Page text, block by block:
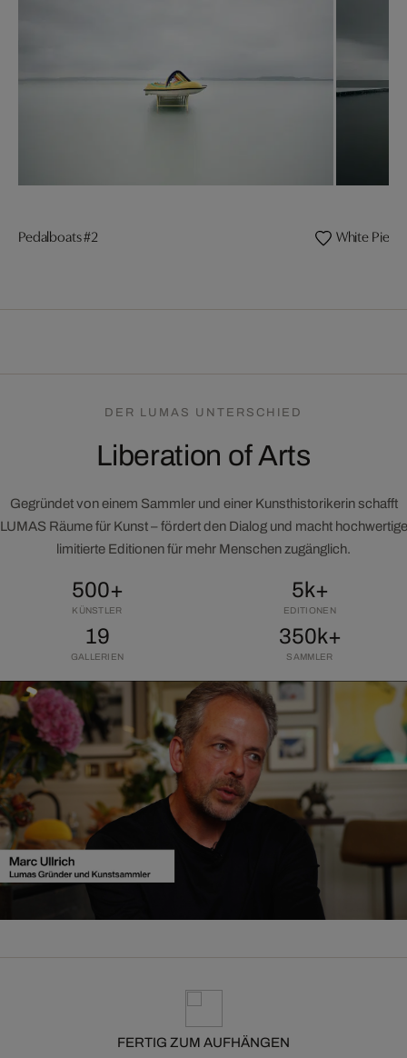
Pedalboats #2 White Pier
DER LUMAS UNTERSCHIED
Liberation of Arts
Gegründet von einem Sammler und einer Kunsthistorikerin schafft
LUMAS Räume für Kunst – fördert den Dialog und macht hochwertige
limitierte Editionen für mehr Menschen zugänglich.
500+
KÜNSTLER
5k+
EDITIONEN
19
GALLERIEN
350k+
SAMMLER
FERTIG ZUM AUFHÄNGEN